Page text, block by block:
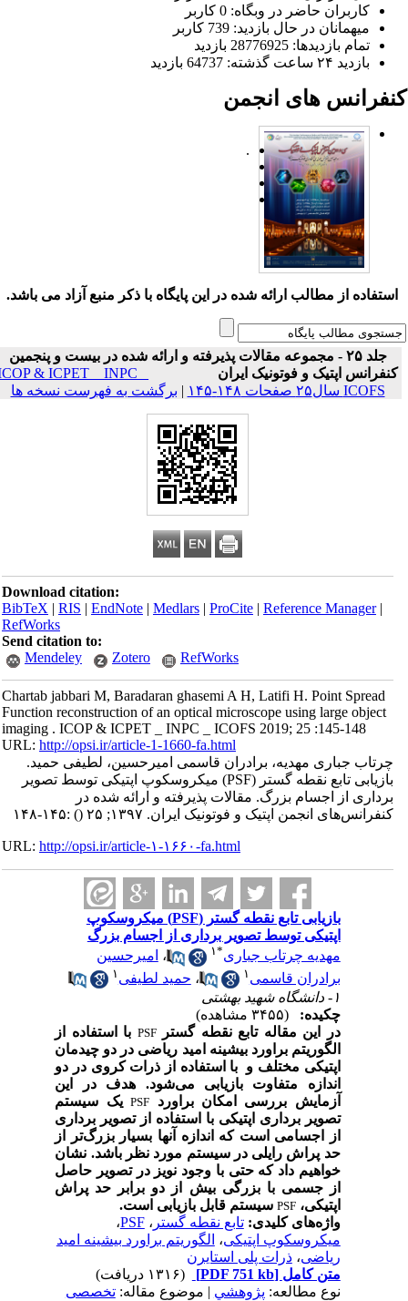
کاربران حاضر در وبگاه: 0 کاربر
میهمانان در حال بازدید: 739 کاربر
تمام بازدید‌ها: 28776925 بازدید
بازدید ۲۴ ساعت گذشته: 64737 بازدید
های انجمن
.
استفاده از مطالب ارائه شده در این پایگاه با ذکر منبع آزاد می باشد.
جلد ۲۵ - مجموعه مقالات پذیرفته و ارائه شده در بیست و پنجمین
کنفرانس اپتیک و فوتونیک ایران
ICOP & ICPET _ INPC _
ICOFS سال۲۵ صفحات ۱۴۸-۱۴۵
| برگشت به فهرست نسخه ها
Download citation:
BibTeX|RIS|EndNote|Medlars|ProCite|Reference Manager
RefWorks
Send citation to:
Mendeley
Zotero RefWorks
Chartab jabbari M, Baradaran ghasemi A H, Latifi H. Point Spread
Function reconstruction of an optical microscope using large object
imaging . ICOP & ICPET _ INPC _ ICOFS 2019; 25 :145-148
URL:http://opsi.ir/article-1-1660-fa.html
چرتاب جباری مهدیه، برادران قاسمی امیرحسین، لطیفی حمید.
بازیابی تابع نقطه گستر (PSF) میکروسکوپ اپتیکی توسط تصویر
برداری از اجسام بزرگ. مقالات پذیرفته و ارائه شده در
کنفرانس‌های انجمن اپتیک و فوتونیک ایران. ۱۳۹۷; ۲۵
() :۱۴۵-۱۴۸
URL:http://opsi.ir/article-۱-۱۶۶۰-fa.html
بازیابی تابع نقطه گستر (PSF) میکروسکوپ
اپتیکی توسط تصویر برداری از اجسام بزرگ
مهدیه چرتاب جباری* ۱ ،امیرحسین
برادران قاسمی
،حمید لطیفی
چکیده:
در این مقاله تابع نقطه گسترPSFبا استفاده از
الگوریتم براورد بیشینه امید ریاضی در دو چیدمان
اپتیکی مختلف و با استفاده از ذرات کروی در دو
اندازه متفاوت بازیابی می‌شود. هدف در این
آزمایش بررسی امکان براوردPSFیک سیستم
تصویر برداری اپتیکی با استفاده از تصویر برداری
از اجسامی است که اندازه آنها بسیار بزرگ‌تر از
حد پراش رایلی در سیستم مورد نظر باشد. نشان
خواهیم داد که حتی با وجود نویز در تصویر حاصل
از جسمی با بزرگی بیش از دو برابر حد پراش
اپتیکی،PSFسیستم قابل بازیابی است.
واژه‌های کلیدی:تابع نقطه گستر، PSF،
میکروسکوپ اپتیکی،الگوریتم براورد بیشینه امید
ریاضی،ذرات پلی استایرن
متن کامل[PDF 751 kb]
نوع مطالعه:پژوهشي| موضوع مقاله:تخصصی